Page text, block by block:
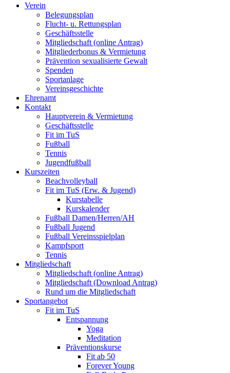
Verein
Belegungsplan
Flucht- u. Rettungsplan
Geschäftsstelle
Mitgliedschaft (online Antrag)
Mitgliederbonus & Vermietung
Prävention sexualisierte Gewalt
Spenden
Sportanlage
Vereinsgeschichte
Ehrenamt
Kontakt
Hauptverein & Vermietung
Geschäftsstelle
Fit im TuS
Fußball
Tennis
Jugendfußball
Kurszeiten
Beachvolleyball
Fit im TuS (Erw. & Jugend)
Kurstabelle
Kurskalender
Fußball Damen/Herren/AH
Fußball Jugend
Fußball Vereinsspielplan
Kampfsport
Tennis
Mitgliedschaft
Mitgliedschaft (online Antrag)
Mitgliedschaft (Download Antrag)
Rund um die Mitgliedschaft
Sportangebot
Fit im TuS
Entspannung
Yoga
Meditation
Präventionskurse
Fit ab 50
Forever Young